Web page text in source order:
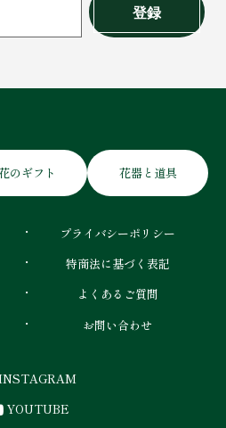
のギフト 花器と道具
プライバシーポリシー
特商法に基づく表記
よくあるご質問
お問い合わせ
YOUTUBE